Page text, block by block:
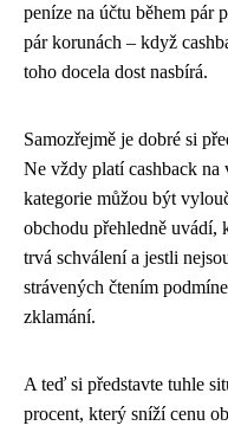
peníze na účtu během pár
pár korunách – když
toho docela dost nasbírá.
Samozřejmě je dobré si
Ne vždy platí cashback na
kategorie můžou být
obchodu přehledně uvádí,
trvá schválení a jestli
strávených čtením
zklamání.
A teď si představte tuhle
procent, který sníží cenu